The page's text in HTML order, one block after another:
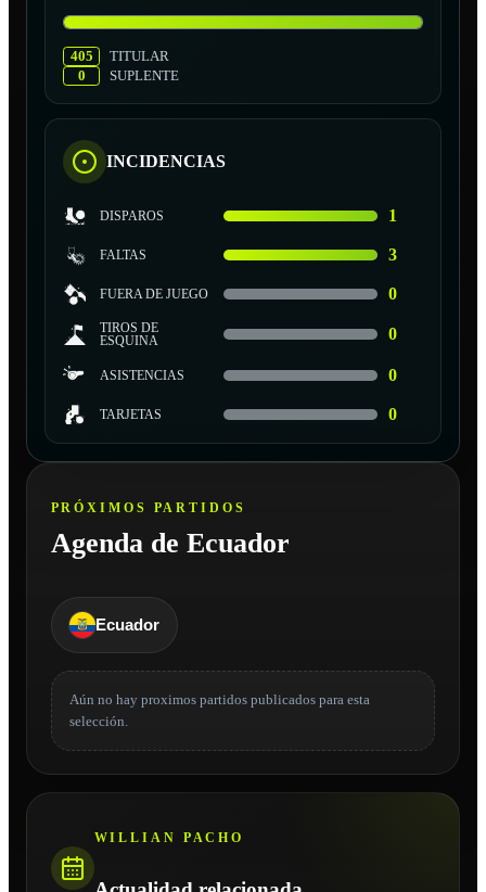
405
TITULAR
0
SUPLENTE
INCIDENCIAS
DISPAROS 1
FALTAS 3
FUERA DE JUEGO 0
TIROS DE
ESQUINA
0
ASISTENCIAS 0
TARJETAS 0
PRÓXIMOS PARTIDOS
Agenda de Ecuador
Ecuador
Aún no hay proximos partidos publicados para esta
selección.
WILLIAN PACHO